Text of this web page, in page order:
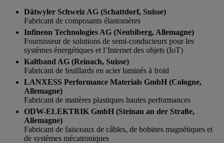
Dätwyler Schweiz AG (Schattdorf, Suisse)
Fabricant de composants élastomères
Infineon Technologies AG (Neubiberg, Allemagne)
Fournisseur de solutions de semi-conducteurs pour les
systèmes énergétiques et l’Internet des objets (IoT)
Kaltband AG (Reinach, Suisse)
Fabricant de feuillards en acier laminés à froid
LANXESS Performance Materials GmbH (Cologne,
Allemagne)
Fabricant de matières plastiques hautes performances
ODW-ELEKTRIK GmbH (Steinau an der Straße,
Allemagne)
Fabricant de faisceaux de câbles, de bobines magnétiques et
de systèmes mécatroniques